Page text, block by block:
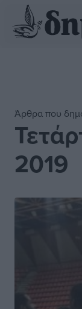
Άρθρα που
2019